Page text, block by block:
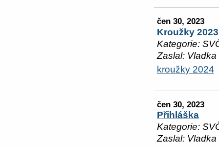
čen 30, 2023
Kroužky
Kategorie:
Zaslal: Vladka
kroužky 2024
čen 30, 2023
Přihláška
Kategorie:
Zaslal: Vladka